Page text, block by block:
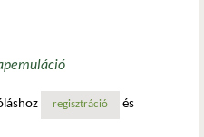
emuláció
arm64-re: az ubuntu megnyitotta a
regisztráció és